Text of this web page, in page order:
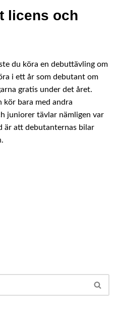
licens och
du köra en debuttävling om
i ett år som debutant om
gratis under det året.
kör bara med andra
juniorer tävlar nämligen var
är att debutanternas bilar